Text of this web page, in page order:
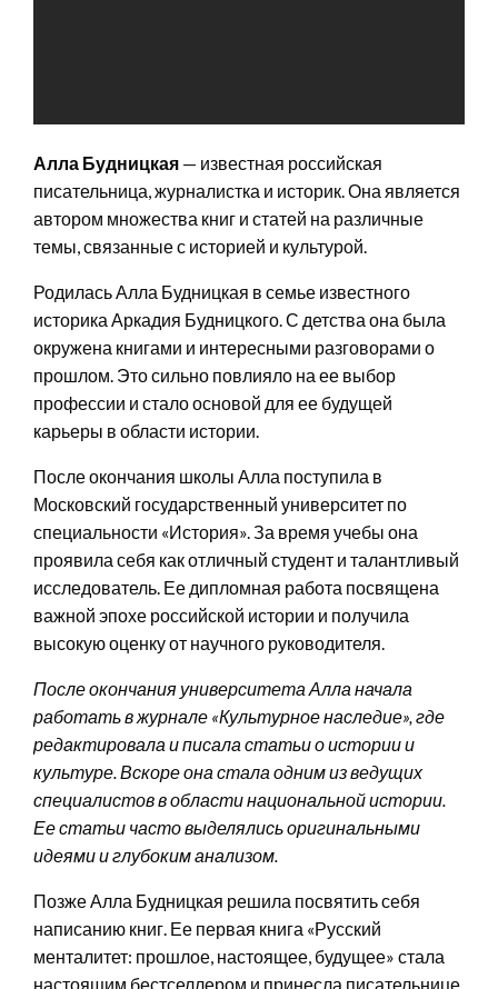
Алла Будницкая — известная российская
писательница, журналистка и историк. Она является
автором множества книг и статей на различные
темы, связанные с историей и культурой.
Родилась Алла Будницкая в семье известного
историка Аркадия Будницкого. С детства она была
окружена книгами и интересными разговорами о
прошлом. Это сильно повлияло на ее выбор
профессии и стало основой для ее будущей
карьеры в области истории.
После окончания школы Алла поступила в
Московский государственный университет по
специальности «История». За время учебы она
проявила себя как отличный студент и талантливый
исследователь. Ее дипломная работа посвящена
важной эпохе российской истории и получила
высокую оценку от научного руководителя.
После окончания университета Алла начала
работать в журнале «Культурное наследие», где
редактировала и писала статьи о истории и
культуре. Вскоре она стала одним из ведущих
специалистов в области национальной истории.
Ее статьи часто выделялись оригинальными
идеями и глубоким анализом.
Позже Алла Будницкая решила посвятить себя
написанию книг. Ее первая книга «Русский
менталитет: прошлое, настоящее, будущее» стала
настоящим бестселлером и принесла писательнице